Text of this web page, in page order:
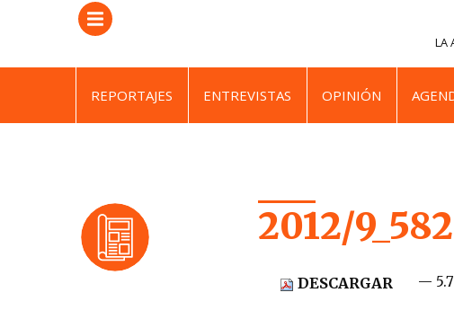
LA
REPORTAJES ENTREVISTAS OPINIÓN
2012/9_582
DESCARGAR —